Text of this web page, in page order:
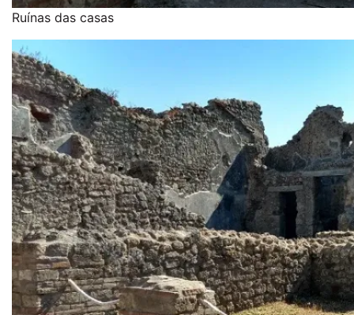
Ruínas das casas